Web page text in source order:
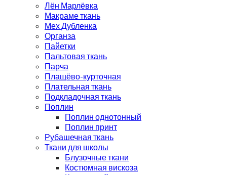
Лён Марлёвка
Макраме ткань
Мех Дубленка
Органза
Пайетки
Пальтовая ткань
Парча
Плащёво-курточная
Плательная ткань
Подкладочная ткань
Поплин
Поплин однотонный
Поплин принт
Рубашечная ткань
Ткани для школы
Блузочные ткани
Костюмная вискоза